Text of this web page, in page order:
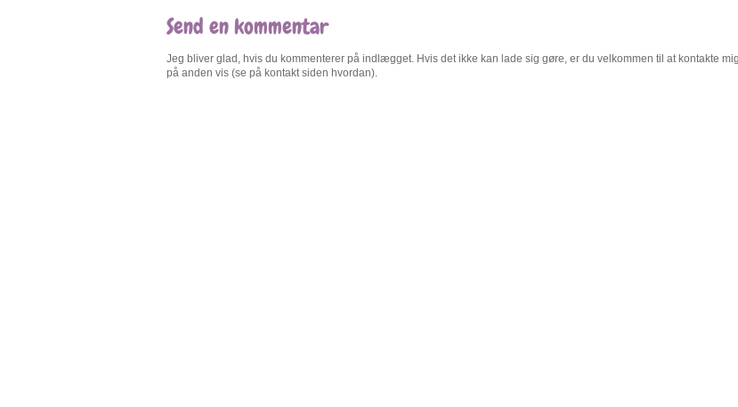
Send en kommentar
Jeg bliver glad, hvis du kommenterer på indlægget. Hvis det ikke kan lade sig gøre, er du velkommen til at kontakte mig
på anden vis (se på kontakt siden hvordan).